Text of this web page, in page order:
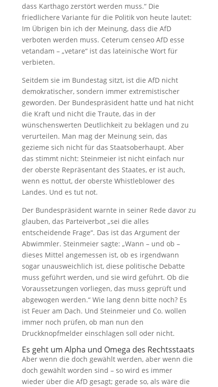
dass Karthago zerstört werden muss.“ Die
friedlichere Variante für die Politik von heute lautet:
Im Übrigen bin ich der Meinung, dass die AfD
verboten werden muss. Ceterum censeo AfD esse
vetandam – „vetare“ ist das lateinische Wort für
verbieten.
Seitdem sie im Bundestag sitzt, ist die AfD nicht
demokratischer, sondern immer extremistischer
geworden. Der Bundespräsident hatte und hat nicht
die Kraft und nicht die Traute, das in der
wünschenswerten Deutlichkeit zu beklagen und zu
verurteilen. Man mag der Meinung sein, das
gezieme sich nicht für das Staatsoberhaupt. Aber
das stimmt nicht: Steinmeier ist nicht einfach nur
der oberste Repräsentant des Staates, er ist auch,
wenn es nottut, der oberste Whistleblower des
Landes. Und es tut not.
Der Bundespräsident warnte in seiner Rede davor zu
glauben, das Parteiverbot „sei die alles
entscheidende Frage“. Das ist das Argument der
Abwimmler. Steinmeier sagte: „Wann – und ob –
dieses Mittel angemessen ist, ob es irgendwann
sogar unausweichlich ist, diese politische Debatte
muss geführt werden, und sie wird geführt. Ob die
Voraussetzungen vorliegen, das muss geprüft und
abgewogen werden.“ Wie lang denn bitte noch? Es
ist Feuer am Dach. Und Steinmeier und Co. wollen
immer noch prüfen, ob man nun den
Druckknopfmelder einschlagen soll oder nicht.
Es geht um Alpha und Omega des Rechtsstaats
Aber wenn die doch gewählt werden, aber wenn die
doch gewählt worden sind – so wird es immer
wieder über die AfD gesagt; gerade so, als wäre die